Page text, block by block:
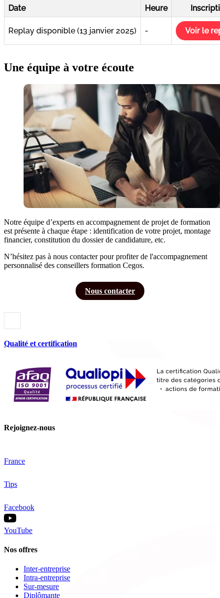
Date Heure
Replay disponible (13 janvier 2025) - Voir le
Une équipe à votre écoute
Notre équipe d’experts en accompagnement de projet de formation
est présente à chaque étape : identification de votre projet, montage
financier, constitution du dossier de candidature, etc.
N’hésitez pas à nous contacter pour profiter de l'accompagnement
personnalisé des conseillers formation Cegos.
Nous contacter
Qualité et certification
Rejoignez-nous
France
Tips
Facebook
YouTube
Nos offres
Inter-entreprise
Intra-entreprise
Sur-mesure
Diplômante